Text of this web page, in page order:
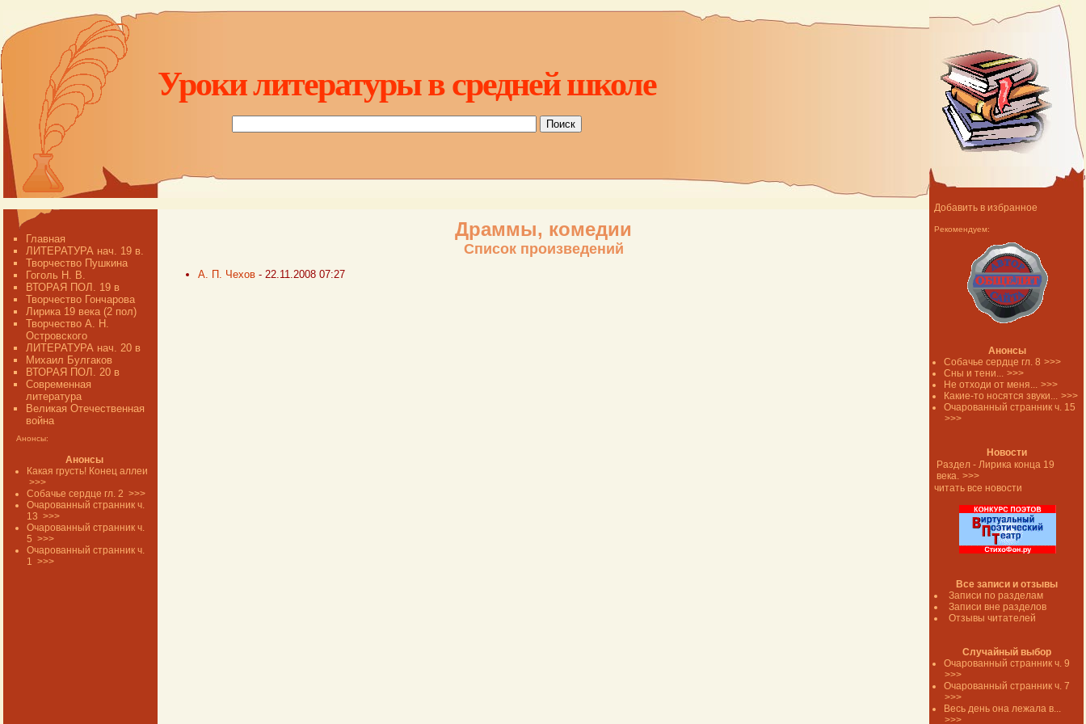
Уроки литературы в средней школе
Добавить в избранное
Рекомендуем:
Анонсы
Собачье сердце гл. 8 >>>
Сны и тени... >>>
Не отходи от меня... >>>
Какие-то носятся звуки... >>>
Очарованный странник ч. 15
>>>
Новости
Раздел - Лирика конца 19
века. >>>
читать все новости
Все записи и отзывы
Записи по разделам
Записи вне разделов
Отзывы читателей
Случайный выбор
Очарованный странник ч. 9
>>>
Очарованный странник ч. 7
>>>
Весь день она лежала в...
>>>
Главная
ЛИТЕРАТУРА нач. 19 в.
Творчество Пушкина
Гоголь Н. В.
ВТОРАЯ ПОЛ. 19 в
Творчество Гончарова
Лирика 19 века (2 пол)
Творчество А. Н.
Островского
ЛИТЕРАТУРА нач. 20 в
Михаил Булгаков
ВТОРАЯ ПОЛ. 20 в
Современная
литература
Великая Отечественная
война
Анонсы:
Анонсы
Какая грусть! Конец аллеи
>>>
Собачье сердце гл. 2 >>>
Очарованный странник ч.
13 >>>
Очарованный странник ч.
5 >>>
Очарованный странник ч.
1 >>>
Драммы, комедии
Список произведений
А. П. Чехов - 22.11.2008 07:27